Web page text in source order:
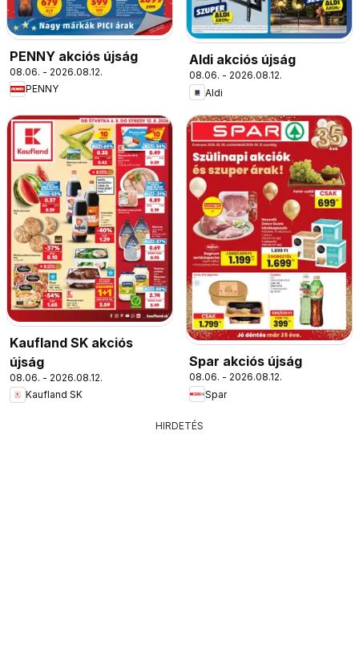
PENNY akciós újság
08.06. - 2026.08.12.
PENNY
Aldi akciós újság
08.06. - 2026.08.12.
Aldi
Kaufland SK akciós
újság
08.06. - 2026.08.12.
Kaufland SK
Spar akciós újság
08.06. - 2026.08.12.
Spar
HIRDETÉS